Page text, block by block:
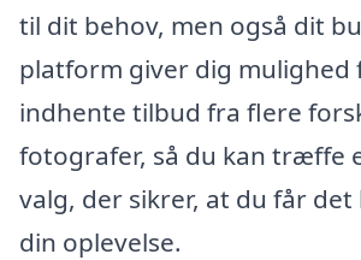
til dit behov, men også dit
platform giver dig mulighed
indhente tilbud fra flere
fotografer, så du kan træffe
valg, der sikrer, at du får
din oplevelse.